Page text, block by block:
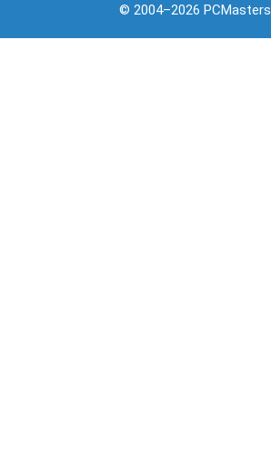
© 2004–2026